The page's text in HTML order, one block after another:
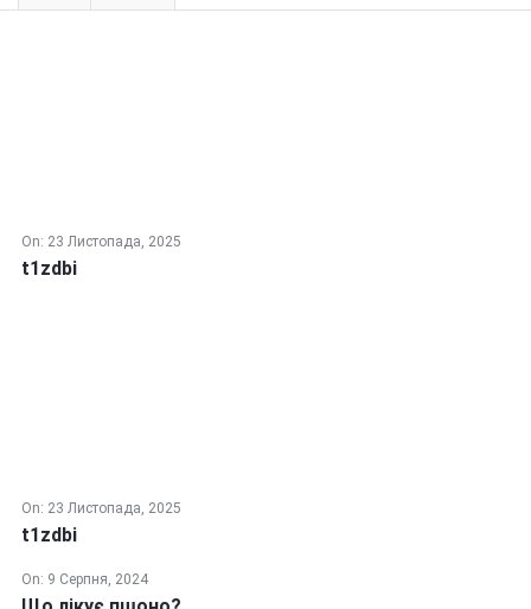
On: 23 Листопада, 2025
t1zdbi
On: 23 Листопада, 2025
t1zdbi
On: 9 Серпня, 2024